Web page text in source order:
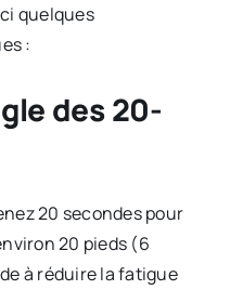
quelques
:
des 20-
20 secondes pour
20 pieds (6
à réduire la fatigue